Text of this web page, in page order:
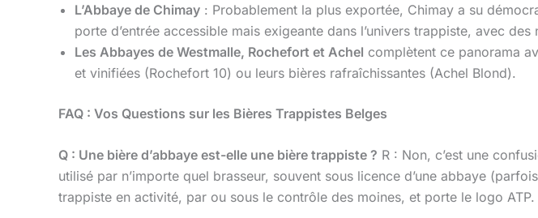
L’Abbaye de Chimay : Probablement la plus exportée, Chimay a su
porte d’entrée accessible mais exigeante dans l’univers trappiste, avec
Les Abbayes de Westmalle, Rochefort et Achel complètent ce panorama
et vinifiées (Rochefort 10) ou leurs bières rafraîchissantes (Achel Blond).
FAQ : Vos Questions sur les Bières Trappistes Belges
Q : Une bière d’abbaye est-elle une bière trappiste ? R : Non, c’est une
utilisé par n’importe quel brasseur, souvent sous licence d’une abbaye
trappiste en activité, par ou sous le contrôle des moines, et porte le logo